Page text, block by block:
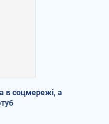
в соцмережі, а